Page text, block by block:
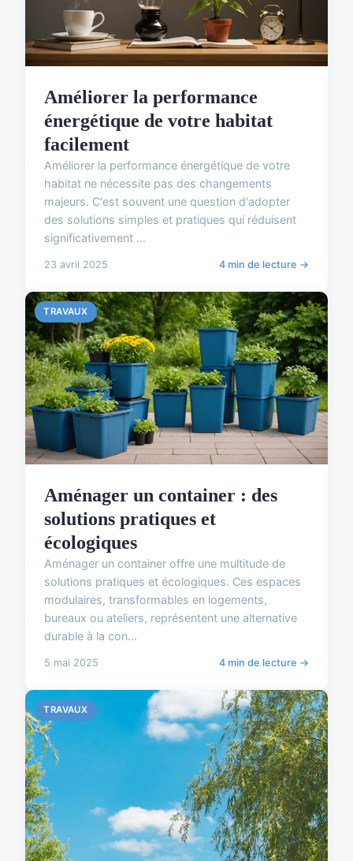
Améliorer la performance
énergétique de votre habitat
facilement
Améliorer la performance énergétique de votre
habitat ne nécessite pas des changements
majeurs. C'est souvent une question d'adopter
des solutions simples et pratiques qui réduisent
significativement ...
23 avril 2025 4 min de lecture →
TRAVAUX
Aménager un container : des
solutions pratiques et
écologiques
Aménager un container offre une multitude de
solutions pratiques et écologiques. Ces espaces
modulaires, transformables en logements,
bureaux ou ateliers, représentent une alternative
durable à la con...
5 mai 2025 4 min de lecture →
TRAVAUX